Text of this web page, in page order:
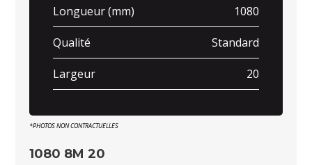
Longueur (mm) 1080
Qualité Standard
Largeur 20
*PHOTOS NON CONTRACTUELLES
1080 8M 20